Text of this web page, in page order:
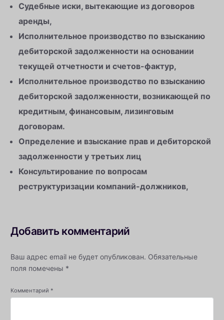
Судебные иски, вытекающие из договоров
аренды,
Исполнительное производство по взысканию
дебиторской задолженности на основании
текущей отчетности и счетов-фактур,
Исполнительное производство по взысканию
дебиторской задолженности, возникающей по
кредитным, финансовым, лизинговым
договорам.
Определение и взыскание прав и дебиторской
задолженности у третьих лиц
Консультирование по вопросам
реструктуризации компаний-должников,
Добавить комментарий
Ваш адрес email не будет опубликован. Обязательные
поля помечены *
Комментарий *